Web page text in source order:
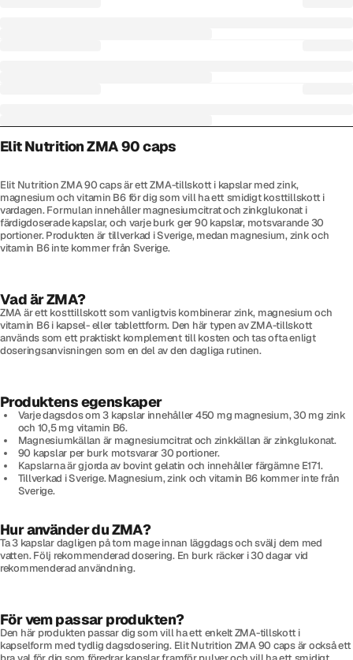
Elit Nutrition ZMA 90 caps
Elit Nutrition ZMA 90 caps är ett ZMA-tillskott i kapslar med zink,
magnesium och vitamin B6 för dig som vill ha ett smidigt kosttillskott i
vardagen. Formulan innehåller magnesiumcitrat och zinkglukonat i
färdigdoserade kapslar, och varje burk ger 90 kapslar, motsvarande 30
portioner. Produkten är tillverkad i Sverige, medan magnesium, zink och
vitamin B6 inte kommer från Sverige.
Vad är ZMA?
ZMA är ett kosttillskott som vanligtvis kombinerar zink, magnesium och
vitamin B6 i kapsel- eller tablettform. Den här typen av ZMA-tillskott
används som ett praktiskt komplement till kosten och tas ofta enligt
doseringsanvisningen som en del av den dagliga rutinen.
Produktens egenskaper
Varje dagsdos om 3 kapslar innehåller 450 mg magnesium, 30 mg zink
och 10,5 mg vitamin B6.
Magnesiumkällan är magnesiumcitrat och zinkkällan är zinkglukonat.
90 kapslar per burk motsvarar 30 portioner.
Kapslarna är gjorda av bovint gelatin och innehåller färgämne E171.
Tillverkad i Sverige. Magnesium, zink och vitamin B6 kommer inte från
Sverige.
Hur använder du ZMA?
Ta 3 kapslar dagligen på tom mage innan läggdags och svälj dem med
vatten. Följ rekommenderad dosering. En burk räcker i 30 dagar vid
rekommenderad användning.
För vem passar produkten?
Den här produkten passar dig som vill ha ett enkelt ZMA-tillskott i
kapselform med tydlig dagsdosering. Elit Nutrition ZMA 90 caps är också ett